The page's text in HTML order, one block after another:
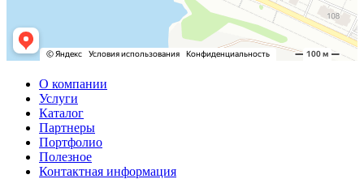
О компании
Услуги
Каталог
Партнеры
Портфолио
Полезное
Контактная информация